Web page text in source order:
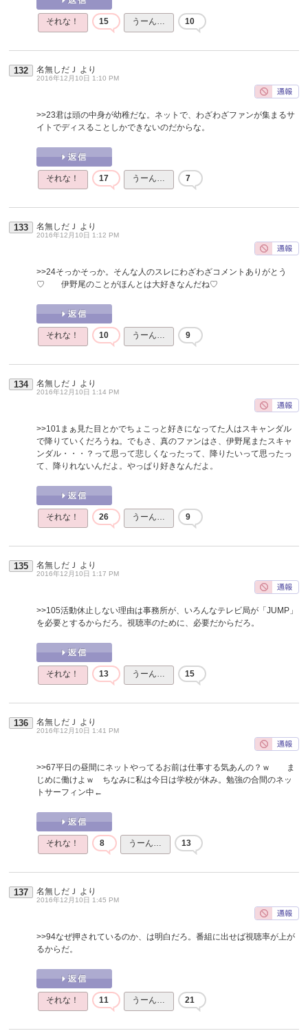
それな！ 15 うーん… 10
132 名無しだＪ より
2016年12月10日 1:10 PM
>>23君は頭の中身が幼稚だな。ネットで、わざわざファンが集まるサ
イトでディスることしかできないのだからな。
それな！ 17 うーん… 7
133 名無しだＪ より
2016年12月10日 1:12 PM
>>24そっかそっか。そんな人のスレにわざわざコメントありがとう
♡ 伊野尾のことがほんとは大好きなんだね♡
それな！ 10 うーん… 9
134 名無しだＪ より
2016年12月10日 1:14 PM
>>101 まぁ見た目とかでちょこっと好きになってた人はスキャンダル
で降りていくだろうね。でもさ、真のファンはさ、伊野尾またスキャ
ンダル・・・？って思って悲しくなったって、降りたいって思ったっ
て、降りれないんだよ。やっぱり好きなんだよ。
それな！ 26 うーん… 9
135 名無しだＪ より
2016年12月10日 1:17 PM
>>105活動休止しない理由は事務所が、いろんなテレビ局が「JUMP」
を必要とするからだろ。視聴率のために、必要だからだろ。
それな！ 13 うーん… 15
136 名無しだＪ より
2016年12月10日 1:41 PM
>>67平日の昼間にネットやってるお前は仕事する気あんの？ｗ ま
じめに働けよｗ ちなみに私は今日は学校が休み。勉強の合間のネッ
トサーフィン中←
それな！ 8 うーん… 13
137 名無しだＪ より
2016年12月10日 1:45 PM
>>94なぜ押されているのか、は明白だろ。番組に出せば視聴率が上が
るからだ。
それな！ 11 うーん… 21